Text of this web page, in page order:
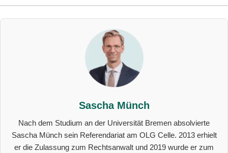
Sascha Münch
Nach dem Studium an der Universität Bremen absolvierte
Sascha Münch sein Referendariat am OLG Celle. 2013 erhielt
er die Zulassung zum Rechtsanwalt und 2019 wurde er zum